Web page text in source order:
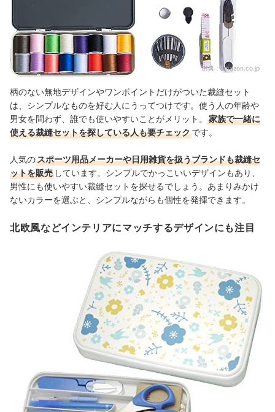
出典：amazon.co.jp
柄のない無地デザインやワンポイントだけがついた裁縫セット
は、シンプルなものを好む人にうってつけです。使う人の年齢や
男女を問わず、誰でも使いやすいことがメリット。
家族で一緒に
使える裁縫セットを探している人も要チェックです。
人気のスポーツ用品メーカーや日用雑貨を扱うブランドも裁縫セ
ットを販売 しています。シンプルでかっこいいデザインもあり、
男性にも使いやすい裁縫セットを探せるでしょう。あまりみかけ
ないカラーを選ぶと、シンプルながらも個性を発揮できます。
北欧風などインテリアにマッチするデザインにも注目